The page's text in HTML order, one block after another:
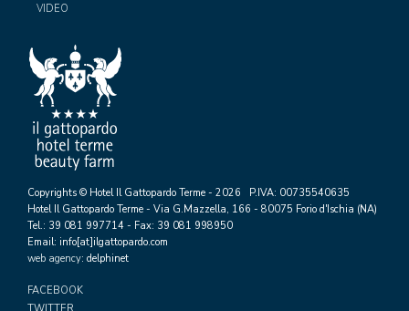
Copyrights © Hotel Il Gattopardo Terme - 2026 P.IVA: 00735540635
Hotel Il Gattopardo Terme - Via G.Mazzella, 166 - 80075 Forio d'Ischia (NA)
Tel.: 39 081 997714 - Fax: 39 081 998950
Email: info[at]ilgattopardo.com
web agency: delphinet
FACEBOOK
VIDEO